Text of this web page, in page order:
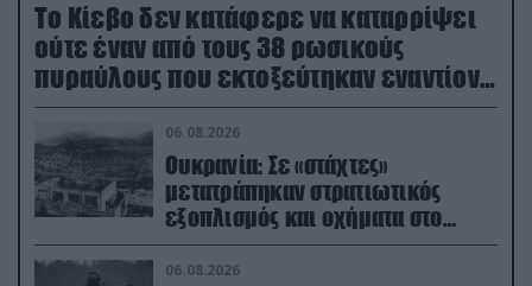
Το Κίεβο δεν κατάφερε να καταρρίψει
ούτε έναν από τους 38 ρωσικούς
πυραύλους που εκτοξεύτηκαν εναντίον
του
06.08.2026
Ουκρανία: Σε «στάχτες»
μετατράπηκαν στρατιωτικός
εξοπλισμός και οχήματα στο
Κίεβο μετά από ρωσικά
πλήγματα (βίντεο)
06.08.2026